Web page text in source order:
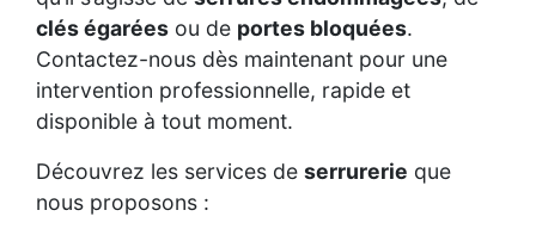
clés égarées ou de portes bloquées.
Contactez-nous dès maintenant pour une
intervention professionnelle, rapide et
disponible à tout moment.
Découvrez les services de serrurerie que
nous proposons :